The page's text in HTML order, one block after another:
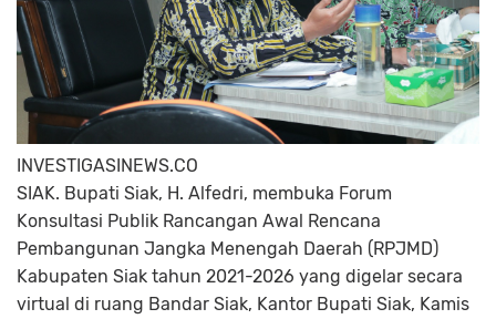
INVESTIGASINEWS.CO
SIAK. Bupati Siak, H. Alfedri, membuka Forum
Konsultasi Publik Rancangan Awal Rencana
Pembangunan Jangka Menengah Daerah (RPJMD)
Kabupaten Siak tahun 2021-2026 yang digelar secara
virtual di ruang Bandar Siak, Kantor Bupati Siak, Kamis